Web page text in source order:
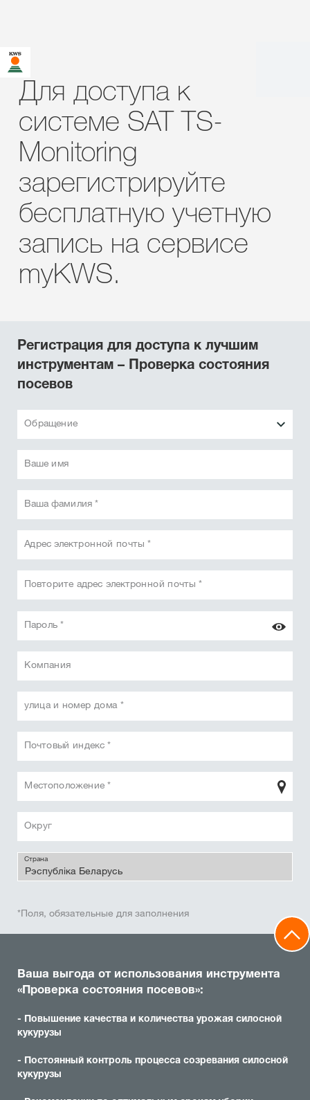
Для доступа к
системе SAT TS-
Monitoring
зарегистрируйте
бесплатную учетную
запись на сервисе
myKWS.
Регистрация для доступа к лучшим
инструментам – Проверка состояния
посевов
Обращение
Ваше имя
Ваша фамилия *
Адрес электронной почты *
Повторите адрес электронной почты *
Пароль *
Компания
улица и номер дома *
Почтовый индекс *
Местоположение *
Округ
Страна
*Поля, обязательные для заполнения
Ваша выгода от использования инструмента
«Проверка состояния посевов»:
- Повышение качества и количества урожая силосной
кукурузы
- Постоянный контроль процесса созревания силосной
кукурузы